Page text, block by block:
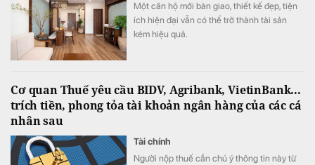
Một căn hộ mới bàn giao, thiết kế đẹp, tiện
ích hiện đại vẫn có thể trở thành tài sản
kém hiệu quả.
Cơ quan Thuế yêu cầu BIDV, Agribank, VietinBank...
trích tiền, phong tỏa tài khoản ngân hàng của các cá
nhân sau
Tài chính
Người nộp thuế cần chú ý thông tin này từ